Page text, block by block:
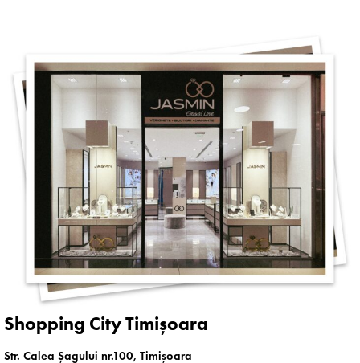
Shopping City Timișoara
Str. Calea Șagului nr.100, Timișoara